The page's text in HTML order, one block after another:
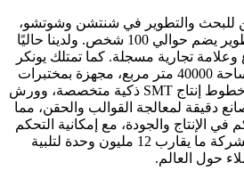
للبحث والتطوير في شنتشن وشوتشو،
ويعمل بهما فريق بحث وتطوير يضم حوالي 100 شخص. ولدينا حاليًا
اختراع وعلامة تجارية مسجلة. كما تمتلك يونكر
ثلاثة مصانع إنتاج تغطي مساحة 40000 متر مربع، مجهزة بمختبرات
مستقلة، ومراكز اختبار، وخطوط إنتاج SMT ذكية متخصصة، وورش
دقيقة لمعالجة القوالب والحقن، مما
في الإنتاج والجودة، مع إمكانية التحكم
في التكاليف. ويبلغ إنتاج الشركة ما يقارب 12 مليون وحدة لتلبية
حول العالم.